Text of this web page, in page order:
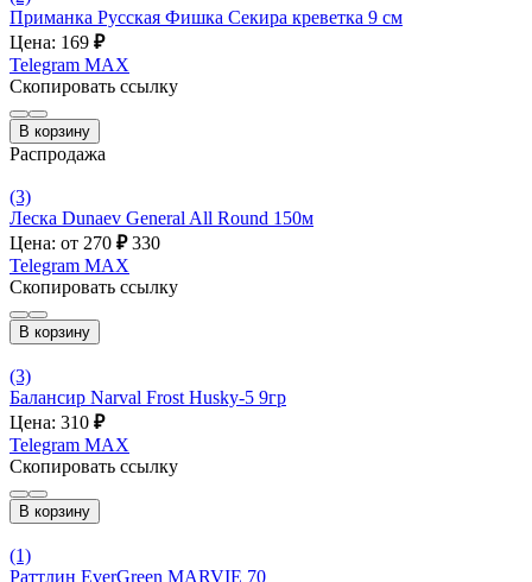
Приманка Русская Фишка Секира креветка 9 см
Цена: 169 ₽
Telegram MAX
Скопировать ссылку
В корзину
Распродажа
(3)
Леска Dunaev General All Round 150м
Цена: от 270 ₽ 330
Telegram MAX
Скопировать ссылку
В корзину
(3)
Балансир Narval Frost Husky-5 9гр
Цена: 310 ₽
Telegram MAX
Скопировать ссылку
В корзину
(1)
Раттлин EverGreen MARVIE 70